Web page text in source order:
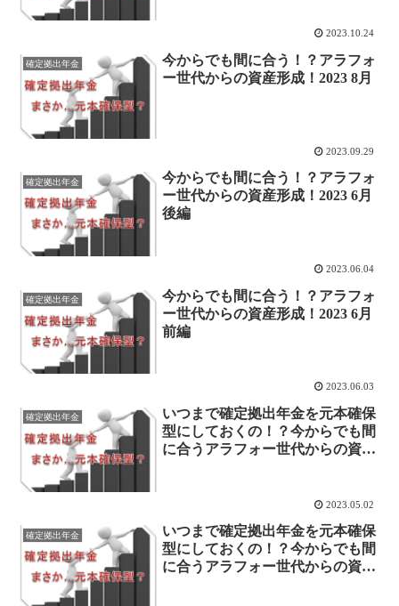
2023.10.24
確定拠出年金
今からでも間に合う！？アラフォ
ー世代からの資産形成！2023 8月
2023.09.29
確定拠出年金
今からでも間に合う！？アラフォ
ー世代からの資産形成！2023 6月
後編
2023.06.04
確定拠出年金
今からでも間に合う！？アラフォ
ー世代からの資産形成！2023 6月
前編
2023.06.03
確定拠出年金
いつまで確定拠出年金を元本確保
型にしておくの！？今からでも間
に合うアラフォー世代からの資産
2023.05.02
確定拠出年金
いつまで確定拠出年金を元本確保
型にしておくの！？今からでも間
に合うアラフォー世代からの資産